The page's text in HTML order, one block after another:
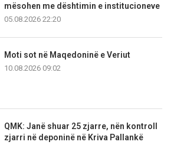
mësohen me dështimin e institucioneve
05.08.2026 22:20
Moti sot në Maqedoninë e Veriut
10.08.2026 09:02
QMK: Janë shuar 25 zjarre, nën kontroll
zjarri në deponinë në Kriva Pallankë